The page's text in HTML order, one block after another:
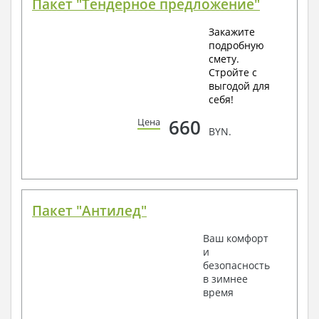
Пакет "Тендерное предложение"
Закажите
подробную
смету.
Стройте с
выгодой для
себя!
Цена 660 BYN.
Пакет "Антилед"
Ваш комфорт
и
безопасность
в зимнее
время